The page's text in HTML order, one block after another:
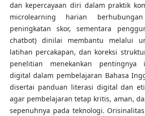
dan kepercayaan diri dalam praktik
microlearning harian
peningkatan skor, sementara
chatbot) dinilai membantu melalui
latihan percakapan, dan koreksi
penelitian menekankan pentingnya
digital dalam pembelajaran Bahasa
disertai panduan literasi digital dan
agar pembelajaran tetap kritis, aman,
sepenuhnya pada teknologi.